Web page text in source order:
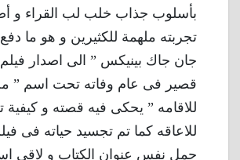
بأسلوب جذاب خلب لب القراء و
تجربته ملهمة للكثيرين و هو ما
جان جاك بينيكس ” الى اصدار فيلم
قصير فى عام وفاته تحت اسم
للاقامه ” يحكى فيه قصته و كيفية
للاعاقه كما تم تجسيد حياته فى
حمل نفس عنوان الكتاب و لاقى